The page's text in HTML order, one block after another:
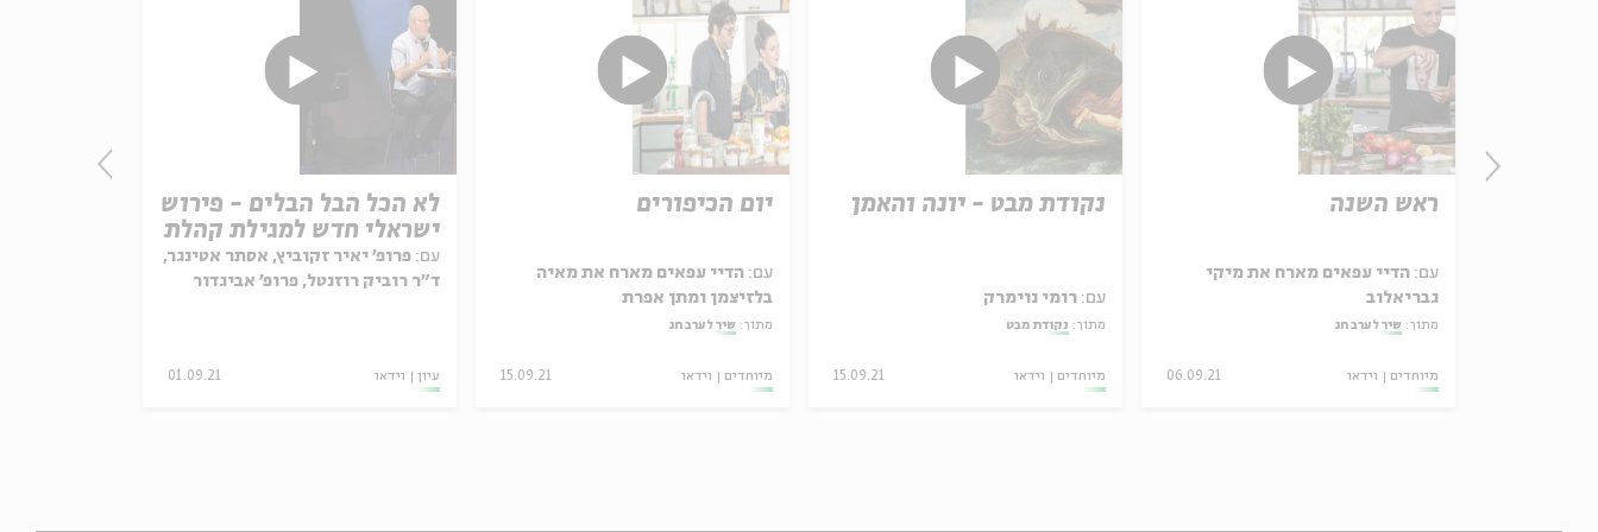
לא הכל הבל הבלים - פירוש
ישראלי חדש למגילת קהלת
עם: פרופ' יאיר זקוביץ, אסתר אטינגר,
ד"ר רוביק רוזנטל, פרופ' אביגדור
עיון וידאו 01.09.21
יום הכיפורים
עם: הדיי עפאים מארח את מאיה
בלזיצמן ומתן אפרת
מתוך: שיר לערב חג
מיוחדים וידאו 15.09.21
נקודת מבט - יונה והאמן
עם: רומי נוימרק
מתוך: נקודת מבט
מיוחדים וידאו 15.09.21
ראש השנה
עם: הדיי עפאים מארח את מיקי
גבריאלוב
מתוך: שיר לערב חג
מיוחדים וידאו 06.09.21